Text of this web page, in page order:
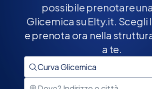
possibile prenotare
Glicemica su Elty.it. Scegli
e prenota ora nella
a te.